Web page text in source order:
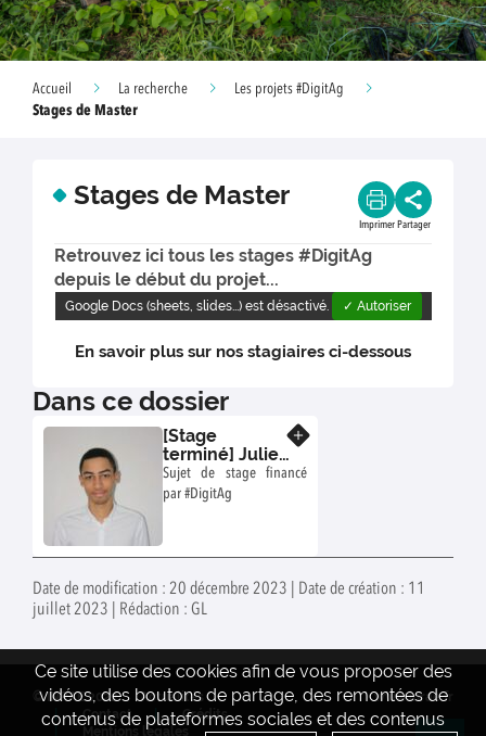
Accueil La recherche
Les projets #DigitAg
Stages de Master
Stages de Master
Imprimer Partager
Retrouvez ici tous les stages #DigitAg
depuis le début du projet...
Google Docs (sheets, slides...) est désactivé. ✓ Autoriser
En savoir plus sur nos stagiaires ci-dessous
Dans ce dossier
[Stage
terminé] Julien
Desforges :
Utilisation de
génétiques
des arbres
fruitiers en
photosynthèse
et de
phénologie
Sujet de stage financé
par #DigitAg
Date de modification : 20 décembre 2023 | Date de création : 11
juillet 2023 | Rédaction : GL
Ce site utilise des cookies afin de vous proposer des
vidéos, des boutons de partage, des remontées de
contenus de plateformes sociales et des contenus
© INRAE 2022
Actualités
Contact
Crédits
Mentions legales
www.inrae.fr